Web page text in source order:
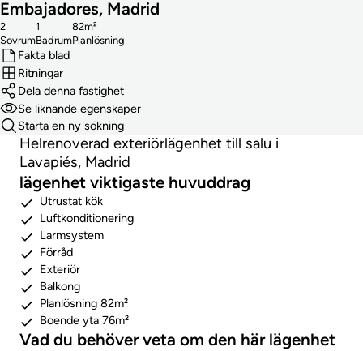
Embajadores, Madrid
Sovrum
2
Badrum
1
Planlösning
82m²
Fakta blad
Ritningar
Dela denna fastighet
Se liknande egenskaper
Starta en ny sökning
Helrenoverad exteriörlägenhet till salu i
Lavapiés, Madrid
lägenhet viktigaste huvuddrag
Utrustat kök
Luftkonditionering
Larmsystem
Förråd
Exteriör
Balkong
Planlösning 82m²
Boende yta 76m²
Vad du behöver veta om den här lägenhet